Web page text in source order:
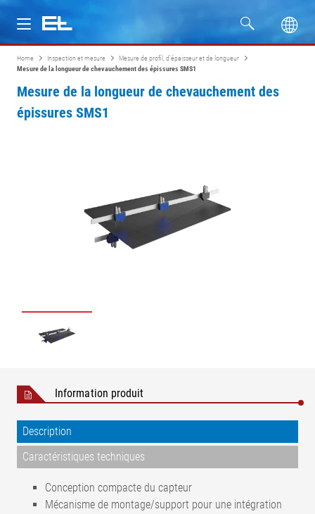
Produits
Home Inspection et mesure
Mesure de profil, d'épaisseur et de longueur
Mesure de la longueur de chevauchement des épissures SMS1
Mesure de la longueur de chevauchement des
épissures SMS1
Information produit
Description
Caractéristiques techniques
Conception compacte du capteur
Mécanisme de montage/support pour une intégration